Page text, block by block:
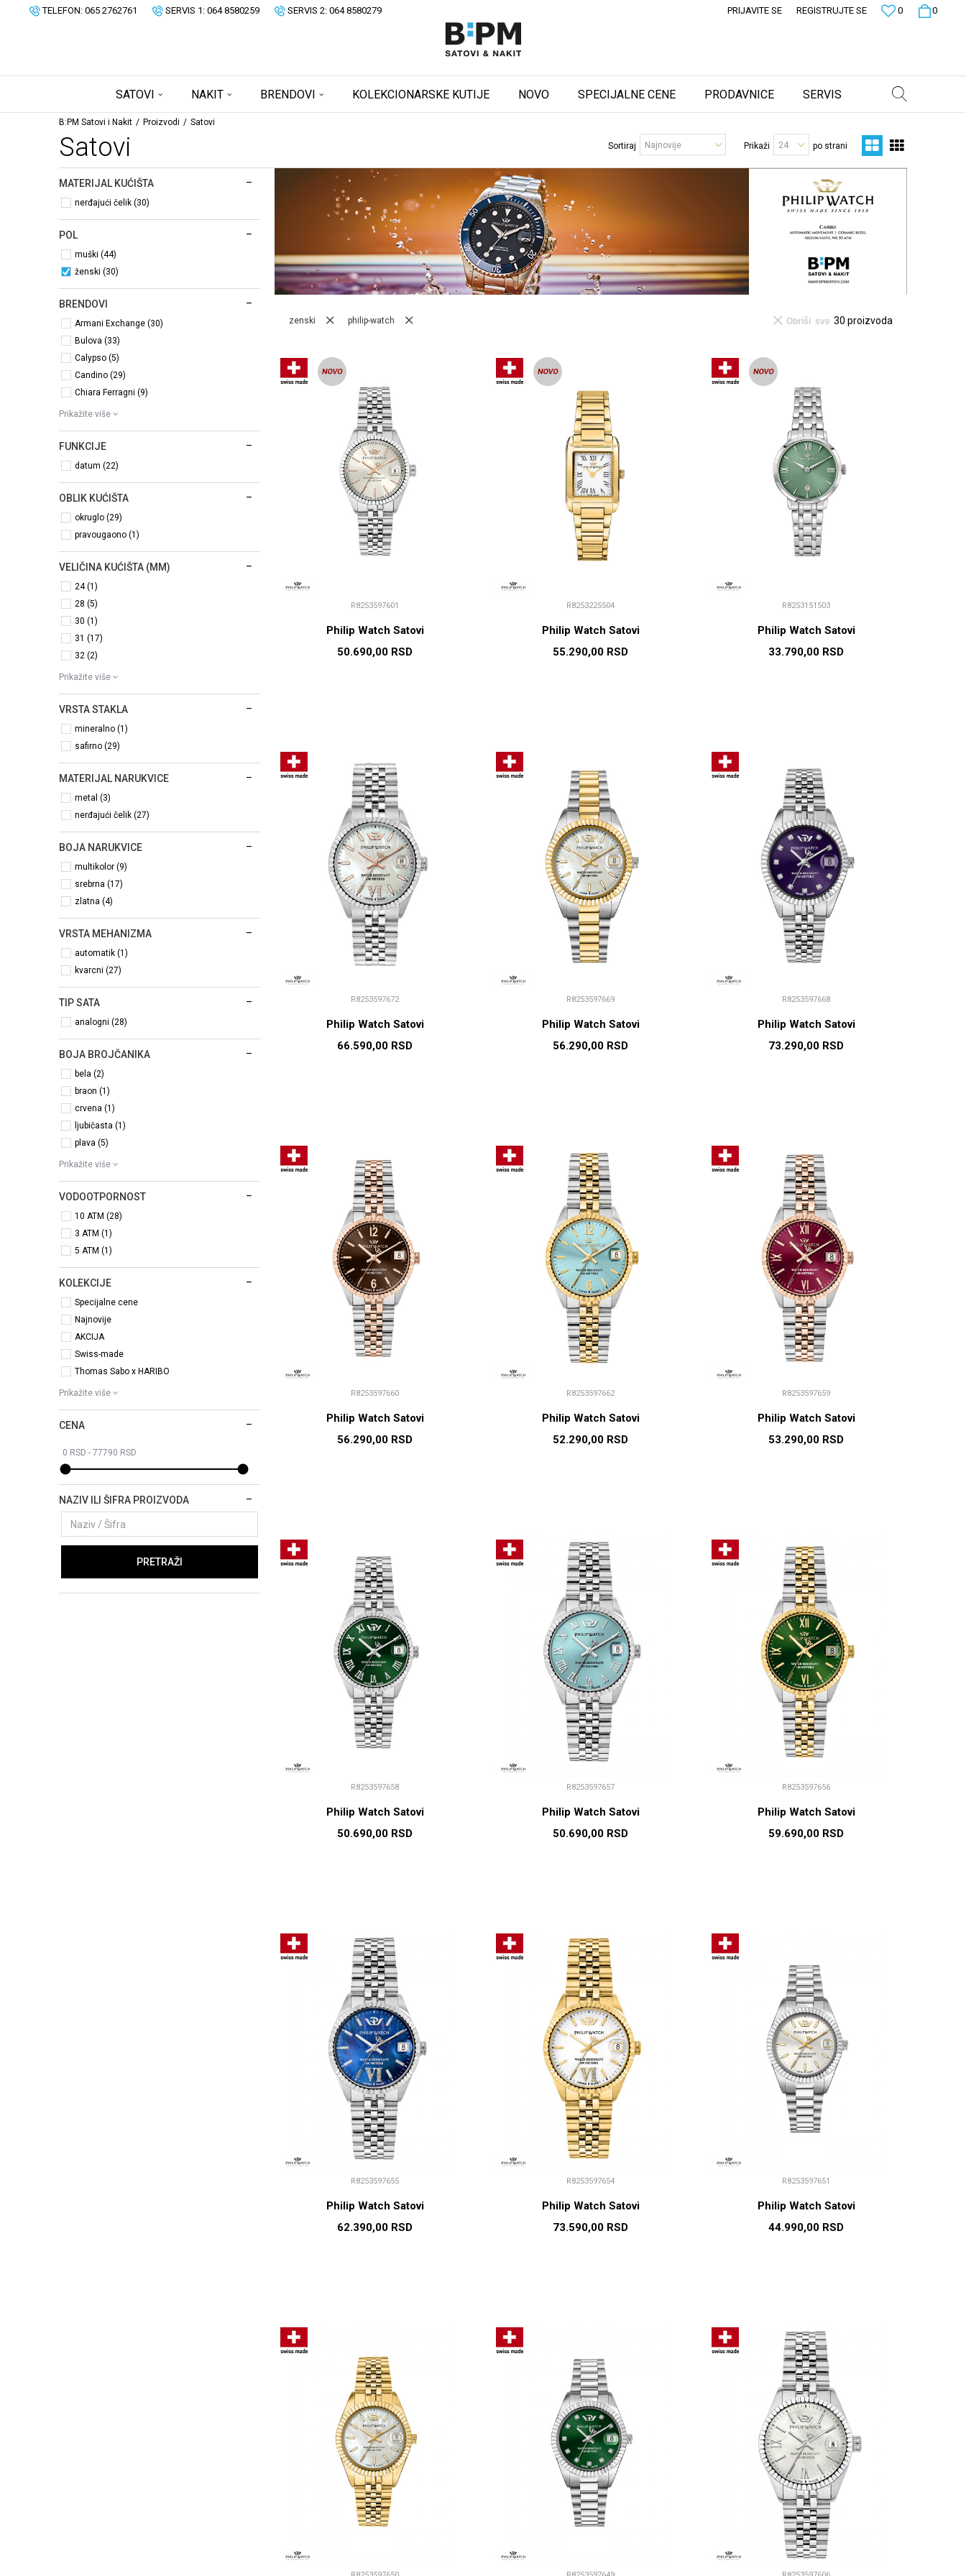
TELEFON: 065 2762761 SERVIS 1: 064 8580259 SERVIS 2: 064 8580279 0
0
PRIJAVITE SE REGISTRUJTE SE
SATOVI NAKIT BRENDOVI KOLEKCIONARSKE KUTIJE NOVO SPECIJALNE CENE PRODAVNICE SERVIS
B:PM Satovi i Nakit Proizvodi Satovi
Satovi Sortiraj Prikaži po strani
MATERIJAL KUĆIŠTA
nerđajući čelik (30)
POL
muški (44)
ženski (30)
BRENDOVI
Armani Exchange (30)
Bulova (33)
Calypso (5)
Candino (29)
Chiara Ferragni (9)
Prikažite više
FUNKCIJE
datum (22)
OBLIK KUĆIŠTA
okruglo (29)
pravougaono (1)
VELIČINA KUĆIŠTA (MM)
24 (1)
28 (5)
30 (1)
31 (17)
32 (2)
Prikažite više
VRSTA STAKLA
mineralno (1)
safirno (29)
MATERIJAL NARUKVICE
metal (3)
nerđajući čelik (27)
BOJA NARUKVICE
multikolor (9)
srebrna (17)
zlatna (4)
VRSTA MEHANIZMA
automatik (1)
kvarcni (27)
TIP SATA
analogni (28)
BOJA BROJČANIKA
bela (2)
braon (1)
crvena (1)
ljubičasta (1)
plava (5)
Prikažite više
VODOOTPORNOST
10 ATM (28)
3 ATM (1)
5 ATM (1)
KOLEKCIJE
Specijalne cene
Najnovije
AKCIJA
Swiss-made
Thomas Sabo x HARIBO
Prikažite više
CENA
NAZIV ILI ŠIFRA PROIZVODA
PRETRAŽI
zenski philip-watch 30 proizvoda
Obriši sve
R8253597601
Philip Watch Satovi
50.690,00 RSD
R8253225504
Philip Watch Satovi
55.290,00 RSD
R8253151503
Philip Watch Satovi
33.790,00 RSD
R8253597672
Philip Watch Satovi
66.590,00 RSD
R8253597669
Philip Watch Satovi
56.290,00 RSD
R8253597668
Philip Watch Satovi
73.290,00 RSD
R8253597660
Philip Watch Satovi
56.290,00 RSD
R8253597662
Philip Watch Satovi
52.290,00 RSD
R8253597659
Philip Watch Satovi
53.290,00 RSD
R8253597658
Philip Watch Satovi
50.690,00 RSD
R8253597657
Philip Watch Satovi
50.690,00 RSD
R8253597656
Philip Watch Satovi
59.690,00 RSD
R8253597655
Philip Watch Satovi
62.390,00 RSD
R8253597654
Philip Watch Satovi
73.590,00 RSD
R8253597651
Philip Watch Satovi
44.990,00 RSD